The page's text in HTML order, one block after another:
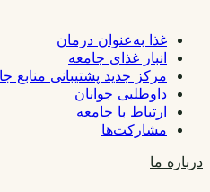
غذا به‌عنوان درمان
انبار غذای جامعه
مرکز جدید پشتیبانی منابع
داوطلبی جوانان
ارتباط با جامعه
مشارکت‌ها
درباره ما